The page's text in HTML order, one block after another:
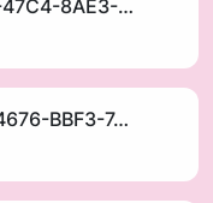
image_463A6D96-99FF-47C4-8AE3-46E6C6F22D2E_1752404977.jpeg
image_11F784AF-68D7-4676-BBF3-7ABA2AFE177D_1752404962.jpeg